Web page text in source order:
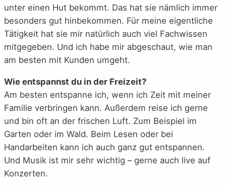
unter einen Hut bekommt. Das hat sie nämlich immer
besonders gut hinbekommen. Für meine eigentliche
Tätigkeit hat sie mir natürlich auch viel Fachwissen
mitgegeben. Und ich habe mir abgeschaut, wie man
am besten mit Kunden umgeht.
Wie entspannst du in der Freizeit?
Am besten entspanne ich, wenn ich Zeit mit meiner
Familie verbringen kann. Außerdem reise ich gerne
und bin oft an der frischen Luft. Zum Beispiel im
Garten oder im Wald. Beim Lesen oder bei
Handarbeiten kann ich auch ganz gut entspannen.
Und Musik ist mir sehr wichtig – gerne auch live auf
Konzerten.